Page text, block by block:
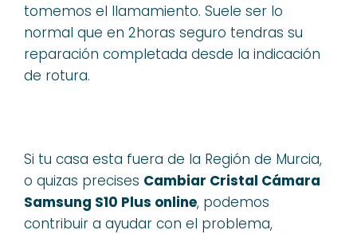
tomemos el llamamiento. Suele ser lo
normal que en 2horas seguro tendras su
reparación completada desde la indicación
de rotura.
Si tu casa esta fuera de la Región de Murcia,
o quizas precises Cambiar Cristal Cámara
Samsung S10 Plus online, podemos
contribuir a ayudar con el problema,